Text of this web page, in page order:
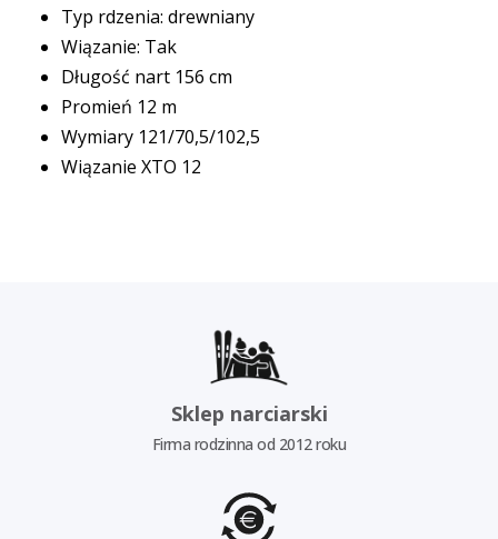
Typ rdzenia: drewniany
Wiązanie: Tak
Długość nart 156 cm
Promień 12 m
Wymiary 121/70,5/102,5
Wiązanie XTO 12
Sklep narciarski
Firma rodzinna od 2012 roku